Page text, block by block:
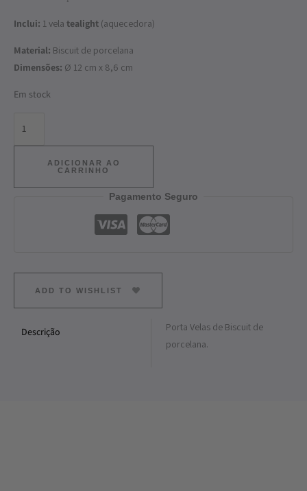
Inclui: 1 vela tealight (aquecedora)
Material: Biscuit de porcelana
Dimensões: Ø 12 cm x 8,6 cm
Em stock
ADICIONAR AO
CARRINHO
Pagamento Seguro
ADD TO WISHLIST
Descrição
Porta Velas de Biscuit de
porcelana.